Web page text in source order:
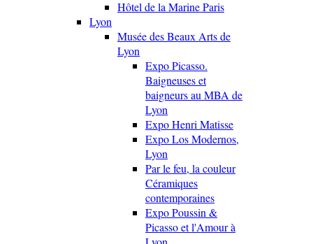
Hôtel de la Marine Paris
Lyon
Musée des Beaux Arts de
Lyon
Expo Picasso.
Baigneuses et
baigneurs au MBA de
Lyon
Expo Henri Matisse
Expo Los Modernos,
Lyon
Par le feu, la couleur
Céramiques
contemporaines
Expo Poussin &
Picasso et l'Amour à